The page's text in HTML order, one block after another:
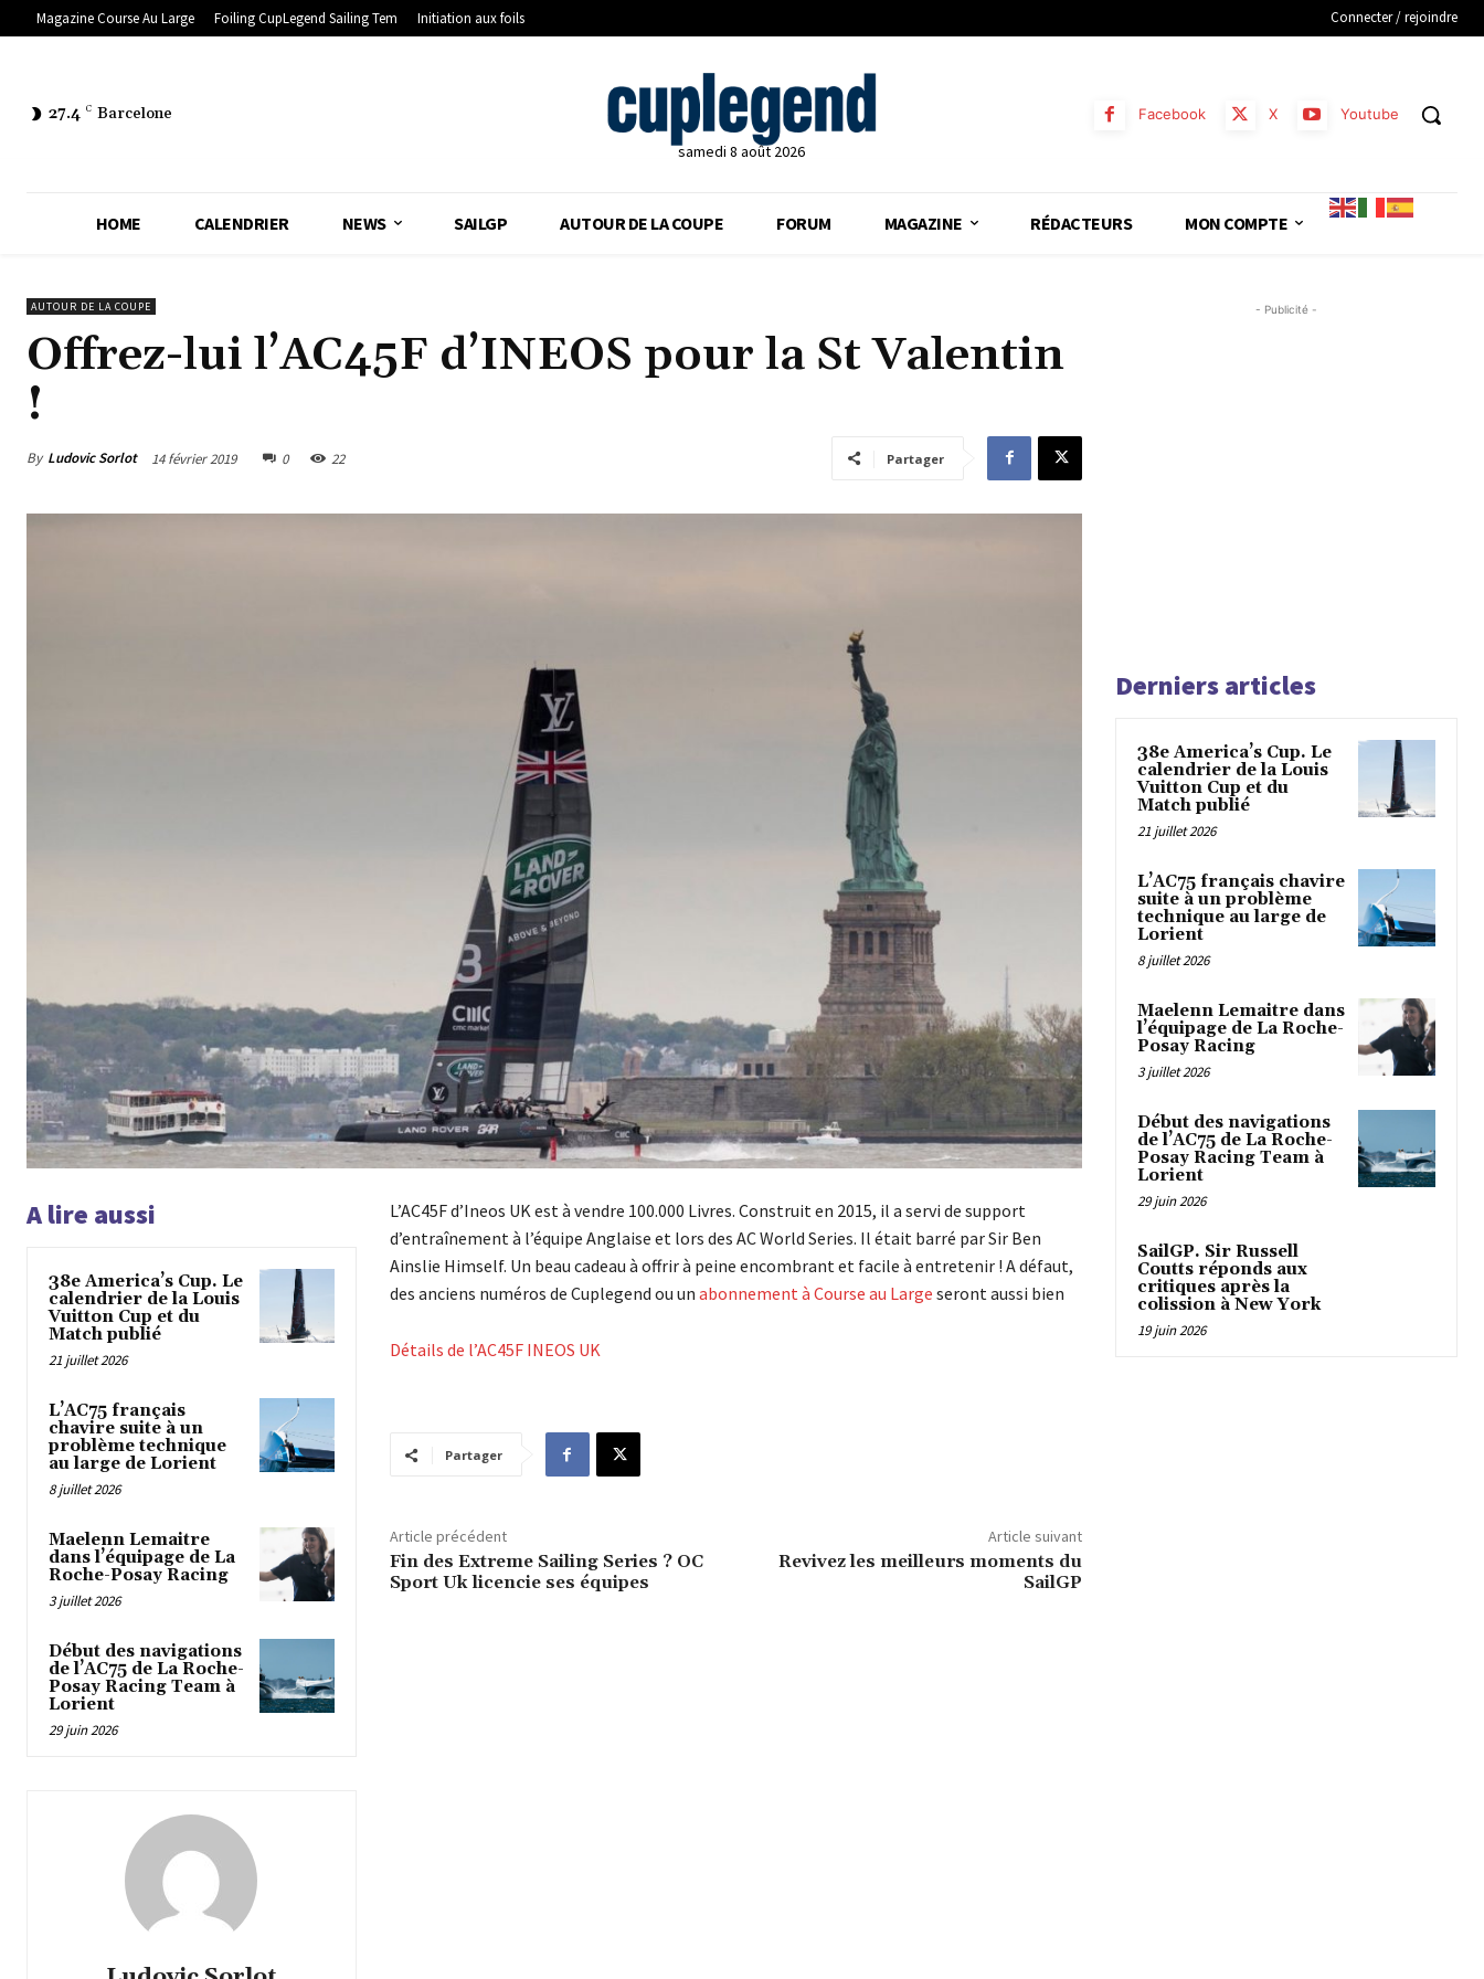
Magazine Course Au Large Foiling CupLegend Sailing Tem Initiation aux foils Connecter / rejoindre
27.4 C Barcelone
samedi 8 août 2026
Facebook X Youtube
HOME CALENDRIER NEWS SAILGP AUTOUR DE LA COUPE FORUM MAGAZINE RÉDACTEURS MON COMPTE
AUTOUR DE LA COUPE
Offrez-lui l’AC45F d’INEOS pour la St Valentin
!
By Ludovic Sorlot 14 février 2019 0 22 Partager
A lire aussi
38e America’s Cup. Le
calendrier de la Louis
Vuitton Cup et du
Match publié
21 juillet 2026
L’AC75 français
chavire suite à un
problème technique
au large de Lorient
8 juillet 2026
Maelenn Lemaitre
dans l’équipage de La
Roche-Posay Racing
3 juillet 2026
Début des navigations
de l’AC75 de La Roche-
Posay Racing Team à
Lorient
29 juin 2026
L’AC45F d’Ineos UK est à vendre 100.000 Livres. Construit en 2015, il a servi de support
d’entraînement à l’équipe Anglaise et lors des AC World Series. Il était barré par Sir Ben
Ainslie Himself. Un beau cadeau à offrir à peine encombrant et facile à entretenir ! A défaut,
des anciens numéros de Cuplegend ou un abonnement à Course au Large seront aussi bien
Détails de l’AC45F INEOS UK
Partager
Article précédent
Fin des Extreme Sailing Series ? OC
Sport Uk licencie ses équipes
Article suivant
Revivez les meilleurs moments du
SailGP
- Publicité -
Derniers articles
38e America’s Cup. Le
calendrier de la Louis
Vuitton Cup et du
Match publié
21 juillet 2026
L’AC75 français chavire
suite à un problème
technique au large de
Lorient
8 juillet 2026
Maelenn Lemaitre dans
l’équipage de La Roche-
Posay Racing
3 juillet 2026
Début des navigations
de l’AC75 de La Roche-
Posay Racing Team à
Lorient
29 juin 2026
SailGP. Sir Russell
Coutts réponds aux
critiques après la
colission à New York
19 juin 2026